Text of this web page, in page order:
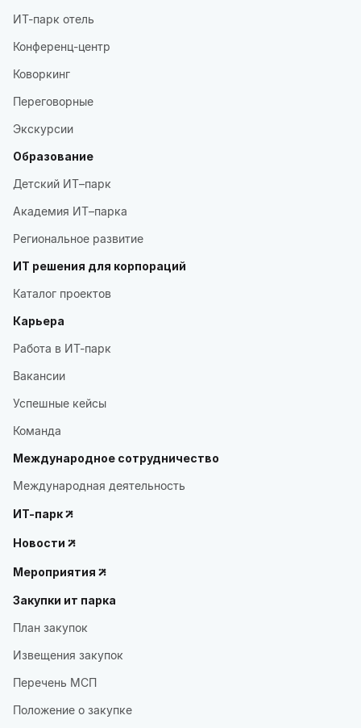
ИТ-парк отель
Конференц-центр
Коворкинг
Переговорные
Экскурсии
Образование
Детский ИТ–парк
Академия ИТ–парка
Региональное развитие
ИТ решения для корпораций
Каталог проектов
Карьера
Работа в ИТ-парк
Вакансии
Успешные кейсы
Команда
Международное сотрудничество
Международная деятельность
ИТ-парк
Новости
Мероприятия
Закупки ит парка
План закупок
Извещения закупок
Перечень МСП
Положение о закупке